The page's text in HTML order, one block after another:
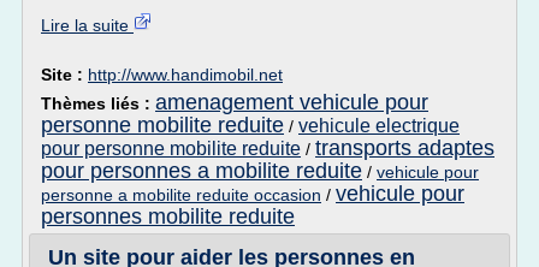
Lire la suite
Site : http://www.handimobil.net
Thèmes liés : amenagement vehicule pour
personne mobilite reduite / vehicule electrique
pour personne mobilite reduite / transports adaptes
pour personnes a mobilite reduite / vehicule pour
personne a mobilite reduite occasion / vehicule pour
personnes mobilite reduite
Un site pour aider les personnes en